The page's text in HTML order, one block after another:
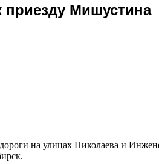
приезду Мишустина
на улицах Николаева и